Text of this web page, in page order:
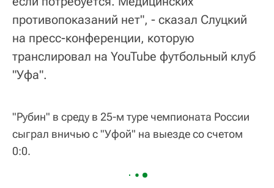
противопоказаний нет", - сказал Слуцкий
на пресс-конференции, которую
транслировал на YouTube футбольный клуб
"Уфа".
"Рубин" в среду в 25-м туре чемпионата России
сыграл вничью с "Уфой" на выезде со счетом
0:0.